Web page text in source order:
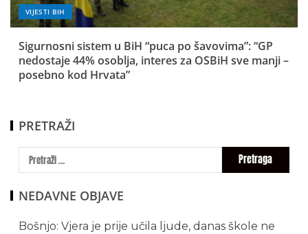
VIJESTI BIH
Sigurnosni sistem u BiH “puca po šavovima”: “GP
nedostaje 44% osoblja, interes za OSBiH sve manji –
posebno kod Hrvata”
PRETRAŽI
NEDAVNE OBJAVE
Bošnjo: Vjera je prije učila ljude, danas škole ne